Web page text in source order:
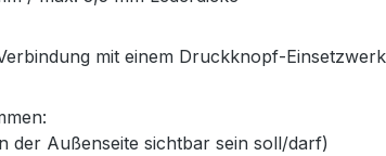
mit einem Druckknopf-
der Außenseite sichtbar sein soll/darf)